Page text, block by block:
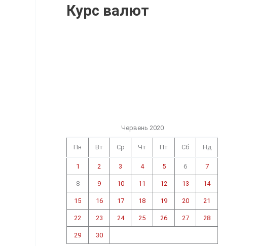
Курс валют
Червень 2020
Пн Вт Ср Чт Пт Сб Нд
1 2 3 4 5 6 7
8 9 10 11 12 13 14
15 16 17 18 19 20 21
22 23 24 25 26 27 28
29 30